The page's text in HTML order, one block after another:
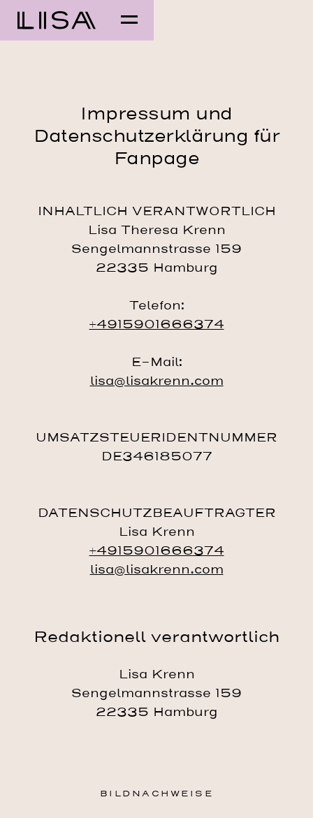
Impressum und
Datenschutzerklärung für
Fanpage
INHALTLICH VERANTWORTLICH
Lisa Theresa Krenn
Sengelmannstrasse 159
22335 Hamburg
Telefon:
+4915901666374
E-Mail:
lisa@lisakrenn.com
UMSATZSTEUERIDENTNUMMER
DE346185077
DATENSCHUTZBEAUFTRAGTER
Lisa Krenn
+4915901666374
lisa@lisakrenn.com
Redaktionell verantwortlich
Lisa Krenn
Sengelmannstrasse 159
22335 Hamburg
BILDNACHWEISE